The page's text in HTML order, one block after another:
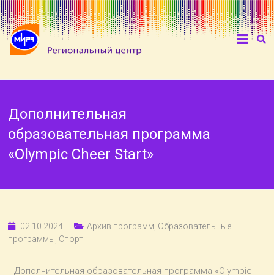
Дополнительная
образовательная программа
«Olympic Cheer Start»
02.10.2024 Архив программ Образовательные
программы Спорт
Дополнительная образовательная программа «Olympic